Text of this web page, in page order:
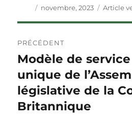
Auteur
Publié
novembre, 2023 Article
de
l'article
PRÉCÉDENT
Article
précédent :
Modèle de
unique de
législative de la
Britannique